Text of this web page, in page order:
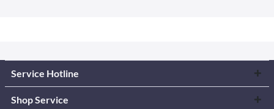
Service Hotline
Shop Service